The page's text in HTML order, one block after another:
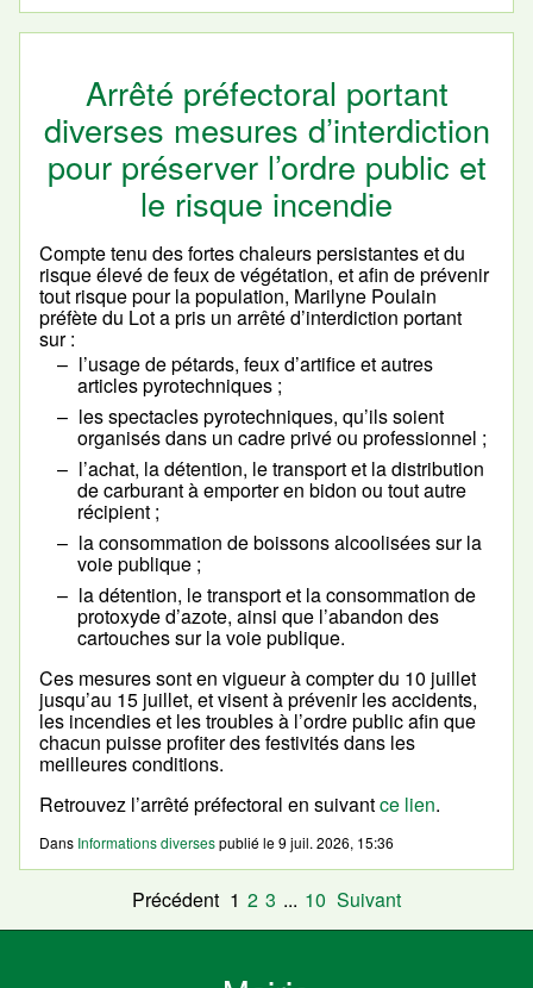
Arrêté préfectoral portant
diverses mesures d’interdiction
pour préserver l’ordre public et
le risque incendie
Compte tenu des fortes chaleurs persistantes et du
risque élevé de feux de végétation, et afin de prévenir
tout risque pour la population, Marilyne Poulain
préfète du Lot a pris un arrêté d’interdiction portant
sur :
l’usage de pétards, feux d’artifice et autres
articles pyrotechniques ;
les spectacles pyrotechniques, qu’ils soient
organisés dans un cadre privé ou professionnel ;
l’achat, la détention, le transport et la distribution
de carburant à emporter en bidon ou tout autre
récipient ;
la consommation de boissons alcoolisées sur la
voie publique ;
la détention, le transport et la consommation de
protoxyde d’azote, ainsi que l’abandon des
cartouches sur la voie publique.
Ces mesures sont en vigueur à compter du 10 juillet
jusqu’au 15 juillet, et visent à prévenir les accidents,
les incendies et les troubles à l’ordre public afin que
chacun puisse profiter des festivités dans les
meilleures conditions.
Retrouvez l’arrêté préfectoral en suivantce lien.
Dans Informations diversespublié le9 juil. 2026, 15:36
Précédent 1 2 3 ... 10 Suivant